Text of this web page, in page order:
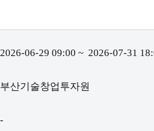
2026-06-29 09:00 ~ 2026-07-31
부산기술창업투자원
-